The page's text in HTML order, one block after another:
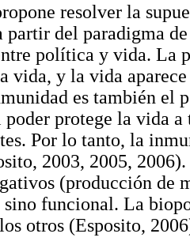
resolver la
partir del paradigma
política y vida. La
vida, y la vida
es también el
poder protege la vida
Por lo tanto, la
2003, 2005,
(producción de
sino funcional. La
otros (Esposito,